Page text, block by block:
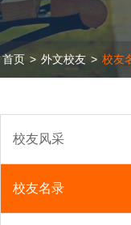
首页 > 外文校友 > 校友
校友风采
校友名录